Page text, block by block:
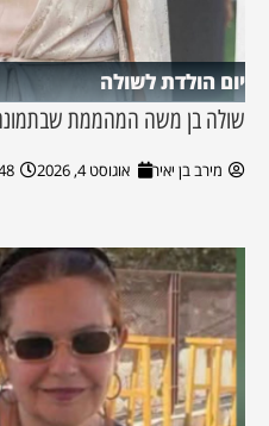
יום הולדת לשולה
שולה בן משה המהממת
מירב בן יאיר אוגוסט 4, 2026